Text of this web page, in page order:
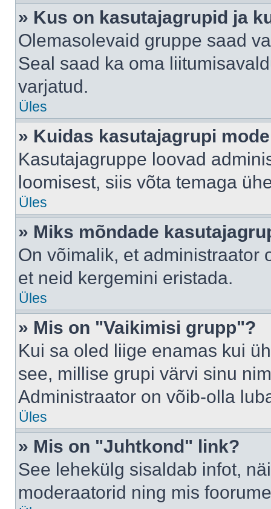
» Kus on kasutajagrupid ja
Olemasolevaid gruppe saad
Seal saad ka oma
varjatud.
Üles
» Kuidas kasutajagrupi
Kasutajagruppe loovad
loomisest, siis võta temaga
Üles
» Miks mõndade
On võimalik, et administraator
et neid kergemini eristada.
Üles
» Mis on "Vaikimisi grupp"?
Kui sa oled liige enamas kui
see, millise grupi värvi sinu
Administraator on võib-olla
Üles
» Mis on "Juhtkond" link?
See lehekülg sisaldab infot,
moderaatorid ning mis